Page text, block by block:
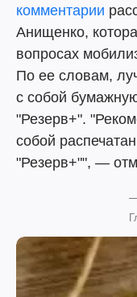
комментарии
Анищенко,
вопросах
По ее словам,
с собой
"Резерв+".
собой
"Резерв+"", —